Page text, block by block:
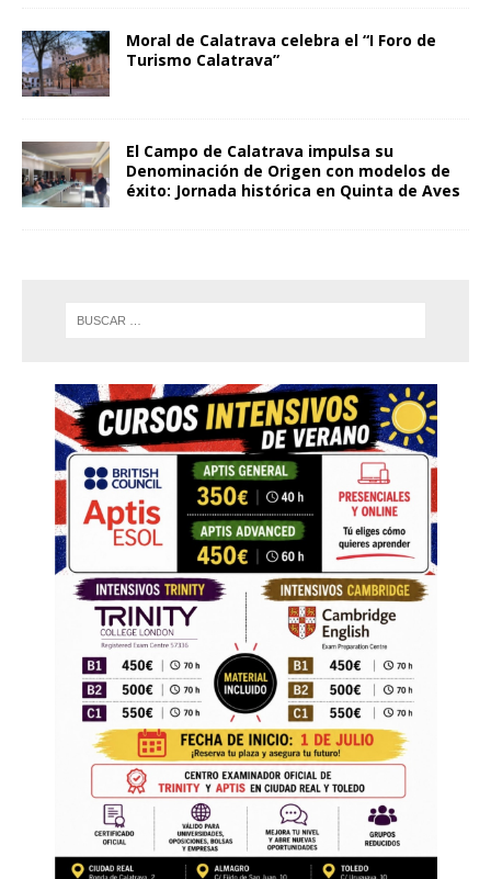
Moral de Calatrava celebra el “I Foro de
Turismo Calatrava”
El Campo de Calatrava impulsa su
Denominación de Origen con modelos de
éxito: Jornada histórica en Quinta de Aves